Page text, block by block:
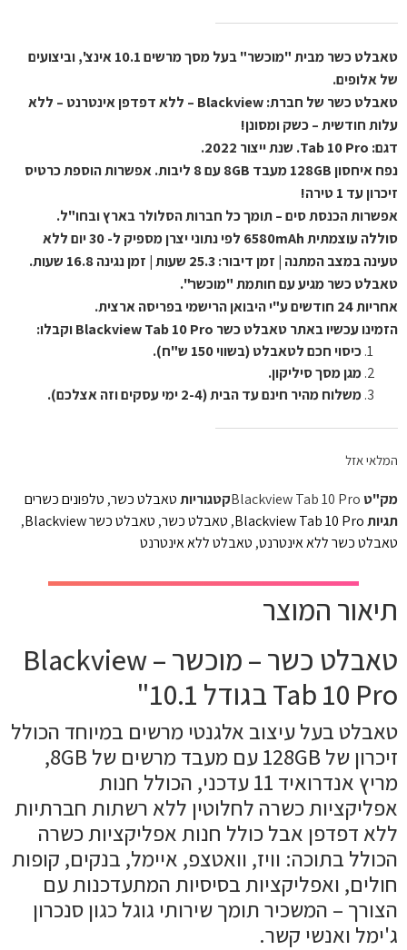
טאבלט כשר מבית "מוכשר" בעל מסך מרשים 10.1 אינצ', וביצועים
של אלופים.
טאבלט כשר של חברת: Blackview – ללא דפדפן אינטרנט – ללא
עלות חודשית – כשק ומסונן!
דגם: Tab 10 Pro. שנת ייצור 2022.
נפח איחסון 128GB מעבד 8GB עם 8 ליבות. אפשרות הוספת כרטיס
זיכרון עד 1 טירה!
אפשרות הכנסת סים – תומך כל חברות הסלולר בארץ ובחו"ל.
סוללה עוצמתית 6580mAh לפי נתוני יצרן מספיק ל- 30 יום ללא
טעינה במצב המתנה | זמן דיבור: 25.3 שעות | זמן נגינה 16.8 שעות.
טאבלט כשר מגיע עם חותמת "מוכשר".
אחריות 24 חודשים ע"י היבואן הרישמי בפריסה ארצית.
הזמינו עכשיו באתר טאבלט כשר Blackview Tab 10 Pro וקבלו:
כיסוי חכם לטאבלט (בשווי 150 ש"ח).
מגן מסך סיליקון.
משלוח מהיר חינם עד הבית (2-4 ימי עסקים וזה אצלכם).
המלאי אזל
מק"ט Blackview Tab 10 Proקטגוריותטאבלט כשר, טלפונים כשרים
תגיותBlackview Tab 10 Pro
, טאבלט כשר, טאבלט כשר Blackview
,
טאבלט כשר ללא אינטרנט, טאבלט ללא אינטרנט
תיאור המוצר
טאבלט כשר – מוכשר – Blackview
Tab 10 Pro בגודל 10.1"
טאבלט בעל עיצוב אלגנטי מרשים במיוחד הכולל
זיכרון של 128GB עם מעבד מרשים של 8GB,
מריץ אנדרואיד 11 עדכני, הכולל חנות
אפליקציות כשרה לחלוטין ללא רשתות חברתיות
ללא דפדפן אבל כולל חנות אפליקציות כשרה
הכולל בתוכה: וויז, וואטצפ, איימל, בנקים, קופות
חולים, ואפליקציות בסיסיות המתעדכנות עם
הצורך – המשכיר תומך שירותי גוגל כגון סנכרון
ג'ימל ואנשי קשר.